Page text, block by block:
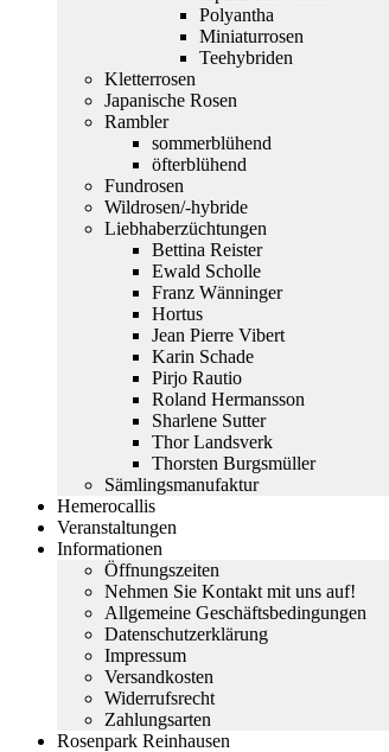
Polyantha
Miniaturrosen
Teehybriden
Kletterrosen
Japanische Rosen
Rambler
sommerblühend
öfterblühend
Fundrosen
Wildrosen/-hybride
Liebhaberzüchtungen
Bettina Reister
Ewald Scholle
Franz Wänninger
Hortus
Jean Pierre Vibert
Karin Schade
Pirjo Rautio
Roland Hermansson
Sharlene Sutter
Thor Landsverk
Thorsten Burgsmüller
Sämlingsmanufaktur
Hemerocallis
Veranstaltungen
Informationen
Öffnungszeiten
Nehmen Sie Kontakt mit uns auf!
Allgemeine Geschäftsbedingungen
Datenschutzerklärung
Impressum
Versandkosten
Widerrufsrecht
Zahlungsarten
Rosenpark Reinhausen